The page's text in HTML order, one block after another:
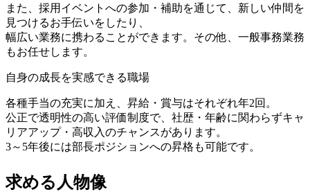
また、採用イベントへの参加・補助を通じて、新しい仲間を
見つけるお手伝いをしたり、
幅広い業務に携わることができます。その他、一般事務業務
もお任せします。
自身の成長を実感できる職場
各種手当の充実に加え、昇給・賞与はそれぞれ年2回。
公正で透明性の高い評価制度で、社歴・年齢に関わらずキャ
リアアップ・高収入のチャンスがあります。
3～5年後には部長ポジションへの昇格も可能です。
求める人物像